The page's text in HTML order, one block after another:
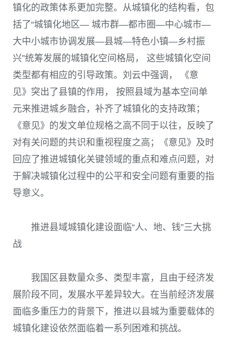
镇化的政策体系更加完整。从城镇化的结构看，包
括了“城镇化地区— 城市群—都市圈—中心城市—
大中小城市协调发展—县城—特色小镇—乡村振
兴”统筹发展的城镇化空间格局， 这些城镇化空间
类型都有相应的引导政策。刘云中强调， 《意
见》突出了县镇的作用， 按照县域为基本空间单
元来推进城乡融合，补齐了城镇化的支持政策；
《意见》的发文单位规格之高不同于以往，反映了
对有关问题的共识和重视程度之高；《意见》及时
回应了推进城镇化关键领域的重点和难点问题，对
于解决城镇化过程中的公平和安全问题有重要的指
导意义。
推进县域城镇化建设面临“人、地、钱”三大挑
战
我国区县数量众多、类型丰富，且由于经济发
展阶段不同，发展水平差异较大。在当前经济发展
面临多重压力的背景下，推进以县城为重要载体的
城镇化建设依然面临着一系列困难和挑战。